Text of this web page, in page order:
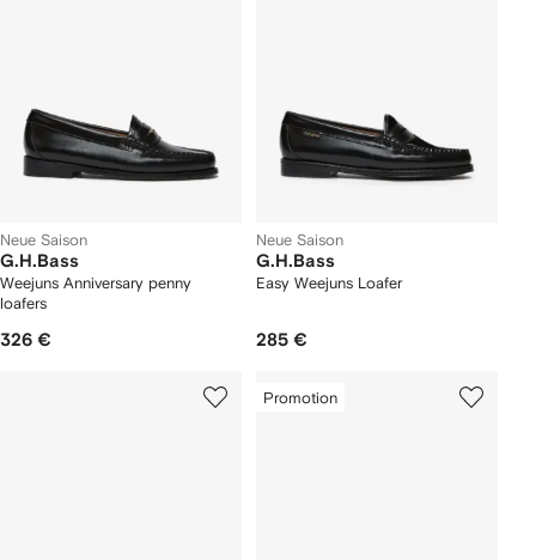
Neue Saison
G.H.Bass
Weejuns Anniversary penny
loafers
326 €
Neue Saison
G.H.Bass
Easy Weejuns Loafer
285 €
Promotion